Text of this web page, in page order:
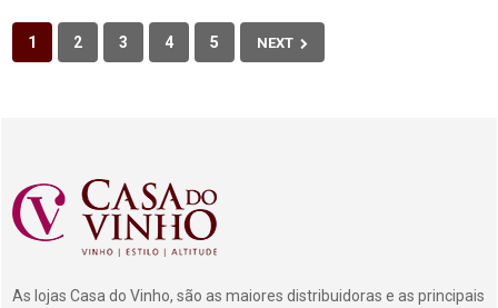
1 2 3 4 5
As lojas Casa do Vinho, são as maiores distribuidoras e as principais